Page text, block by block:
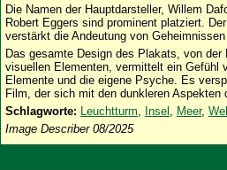
Die Namen der Hauptdarsteller, Willem
Robert Eggers sind prominent platziert.
verstärkt die Andeutung von
Das gesamte Design des Plakats, von
visuellen Elementen, vermittelt ein Gefühl
Elemente und die eigene Psyche. Es
Film, der sich mit den dunkleren
Schlagworte: Leuchtturm, Insel , Meer,
Image Describer 08/2025